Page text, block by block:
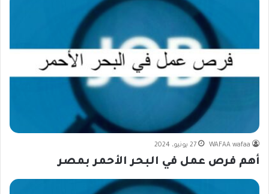
WAFAA wafaa 27 يونيو، 2024
أهم فرص عمل في البحر الأحمر بمصر